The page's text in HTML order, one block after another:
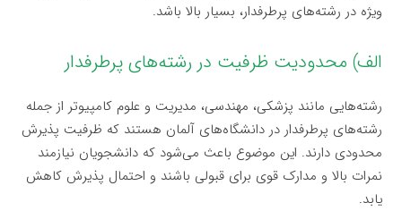
ویژه در رشته‌های پرطرفدار، بسیار بالا باشد.
الف) محدودیت ظرفیت در رشته‌های پرطرفدار
رشته‌هایی مانند پزشکی، مهندسی، مدیریت و علوم کامپیوتر از جمله
رشته‌های پرطرفدار در دانشگاه‌های آلمان هستند که ظرفیت پذیرش
محدودی دارند. این موضوع باعث می‌شود که دانشجویان نیازمند
نمرات بالا و مدارک قوی برای قبولی باشند و احتمال پذیرش کاهش
یابد.